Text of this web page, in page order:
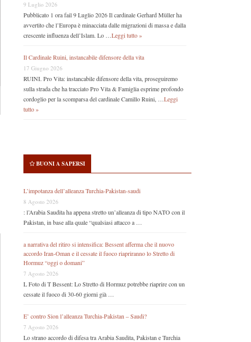
9 Luglio 2026
Pubblicato 1 ora fail 9 Luglio 2026 Il cardinale Gerhard Müller ha
avvertito che l’Europa è minacciata dalle migrazioni di massa e dalla
crescente influenza dell’Islam. Lo … Leggi tutto »
Il Cardinale Ruini, instancabile difensore della vita
17 Giugno 2026
RUINI. Pro Vita: instancabile difensore della vita, proseguiremo
sulla strada che ha tracciato Pro Vita & Famiglia esprime profondo
cordoglio per la scomparsa del cardinale Camillo Ruini, … Leggi
tutto »
BUONI A SAPERSI
L’impotanza dell’alleanza Turchia-Pakistan-saudi
8 Agosto 2026
: l’Arabia Saudita ha appena stretto un’alleanza di tipo NATO con il
Pakistan, in base alla quale “qualsiasi attacco a …
a narrativa del ritiro si intensifica: Bessent afferma che il nuovo
accordo Iran-Oman e il cessate il fuoco riapriranno lo Stretto di
Hormuz “oggi o domani”
7 Agosto 2026
L Foto di T Bessent: Lo Stretto di Hormuz potrebbe riaprire con un
cessate il fuoco di 30-60 giorni già …
E’ contro Sion l’alleanza Turchia-Pakistan – Saudi?
7 Agosto 2026
Lo strano accordo di difesa tra Arabia Saudita, Pakistan e Turchia